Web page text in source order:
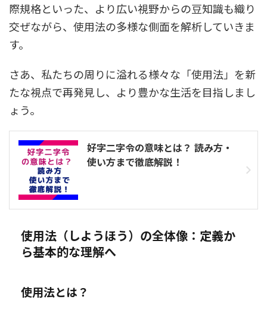
際規格といった、より広い視野からの豆知識も織り
交ぜながら、使用法の多様な側面を解析していきま
す。
さあ、私たちの周りに溢れる様々な「使用法」を新
たな視点で再発見し、より豊かな生活を目指しまし
ょう。
好字二字令の意味とは？ 読み方・
使い方まで徹底解説！
使用法（しようほう）の全体像：定義か
ら基本的な理解へ
使用法とは？